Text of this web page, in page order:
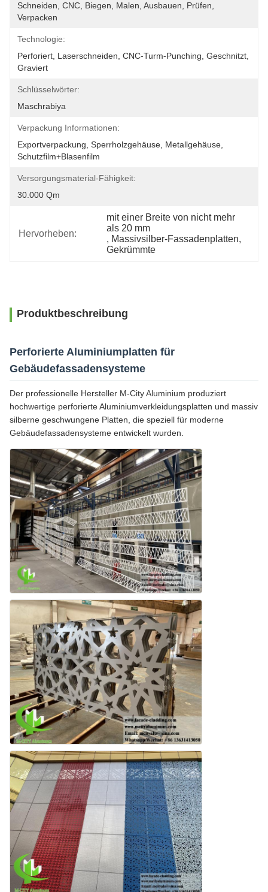
Schneiden, CNC, Biegen, Malen, Ausbauen, Prüfen,
Verpacken
Technologie:
Perforiert, Laserschneiden, CNC-Turm-Punching, Geschnitzt,
Graviert
Schlüsselwörter:
Maschrabiya
Verpackung Informationen:
Exportverpackung, Sperrholzgehäuse, Metallgehäuse,
Schutzfilm+Blasenfilm
Versorgungsmaterial-Fähigkeit:
30.000 Qm
Hervorheben:
mit einer Breite von nicht mehr
als 20 mm
, Massivsilber-Fassadenplatten,
Gekrümmte
Produktbeschreibung
Perforierte Aluminiumplatten für
Gebäudefassadensysteme
Der professionelle Hersteller M-City Aluminium produziert
hochwertige perforierte Aluminiumverkleidungsplatten und massiv
silberne geschwungene Platten, die speziell für moderne
Gebäudefassadensysteme entwickelt wurden.